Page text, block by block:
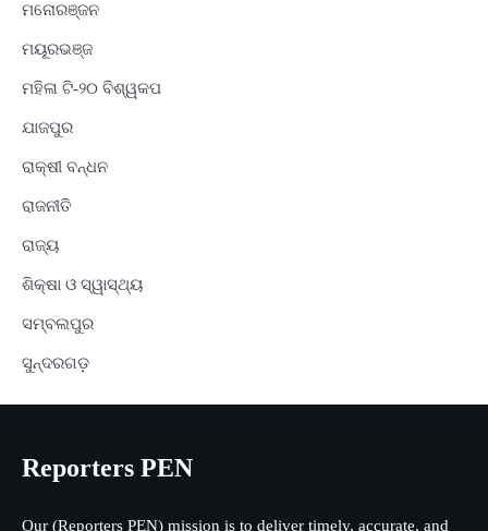
ମନୋରଞ୍ଜନ
ମୟୂରଭଞ୍ଜ
ମହିଳା ଟି-୨୦ ବିଶ୍ୱକପ
ଯାଜପୁର
ରାକ୍ଷୀ ବନ୍ଧନ
ରାଜନୀତି
ରାଜ୍ୟ
ଶିକ୍ଷା ଓ ସ୍ୱାସ୍ଥ୍ୟ
ସମ୍ବଲପୁର
ସୁନ୍ଦରଗଡ଼
Reporters PEN
Our (Reporters PEN) mission is to deliver timely, accurate, and